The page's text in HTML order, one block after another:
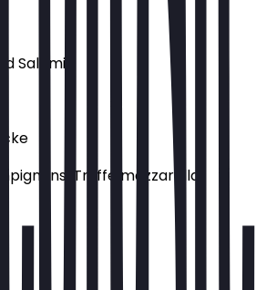
Salami
Trüffelmozzarella